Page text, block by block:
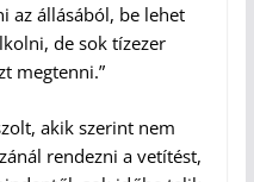
az állásából, be lehet
de sok tízezer
megtenni.”
akik szerint nem
rendezni a vetítést,